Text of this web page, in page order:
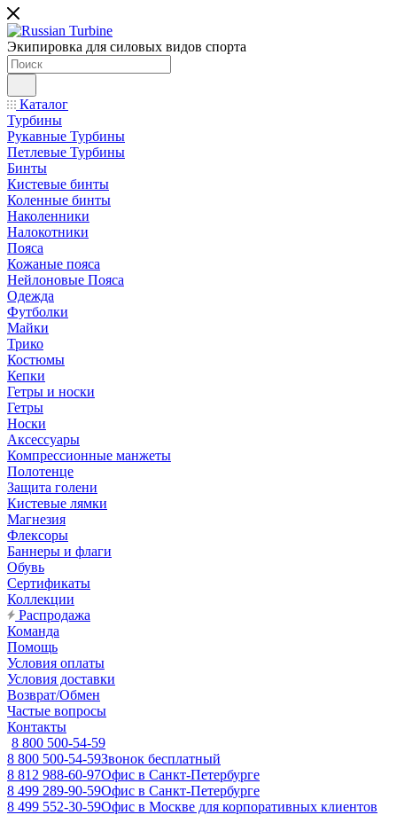
Экипировка для силовых видов спорта
Каталог
Турбины
Рукавные Турбины
Петлевые Турбины
Бинты
Кистевые бинты
Коленные бинты
Наколенники
Налокотники
Пояса
Кожаные пояса
Нейлоновые Пояса
Одежда
Футболки
Майки
Трико
Костюмы
Кепки
Гетры и носки
Гетры
Носки
Аксессуары
Компрессионные манжеты
Полотенце
Защита голени
Кистевые лямки
Магнезия
Флексоры
Баннеры и флаги
Обувь
Сертификаты
Коллекции
Распродажа
Команда
Помощь
Условия оплаты
Условия доставки
Возврат/Обмен
Частые вопросы
Контакты
8 800 500-54-59
8 800 500-54-59Звонок бесплатный
8 812 988-60-97Офис в Санкт-Петербурге
8 499 289-90-59Офис в Санкт-Петербурге
8 499 552-30-59Офис в Москве для корпоративных клиентов